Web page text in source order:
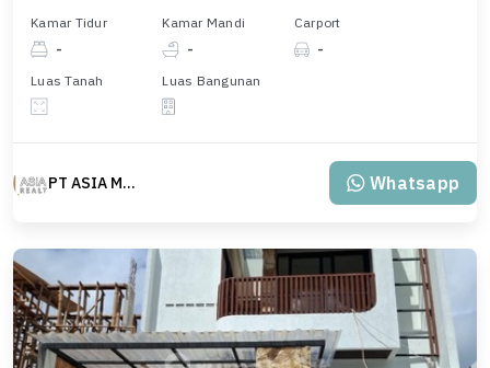
Kamar Tidur
-
Kamar Mandi
-
Carport
-
Luas Tanah Luas Bangunan
PT ASIA MAS REALTY Whatsapp